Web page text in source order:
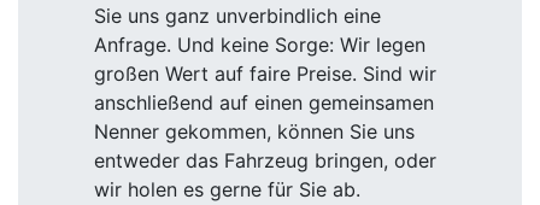
Sie uns ganz unverbindlich eine
Anfrage. Und keine Sorge: Wir legen
großen Wert auf faire Preise. Sind wir
anschließend auf einen gemeinsamen
Nenner gekommen, können Sie uns
entweder das Fahrzeug bringen, oder
wir holen es gerne für Sie ab.